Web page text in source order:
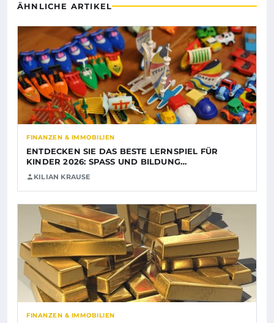
ÄHNLICHE ARTIKEL
FINANZEN & IMMOBILIEN
ENTDECKEN SIE DAS BESTE LERNSPIEL FÜR
KINDER 2026: SPASS UND BILDUNG…
KILIAN KRAUSE
FINANZEN & IMMOBILIEN